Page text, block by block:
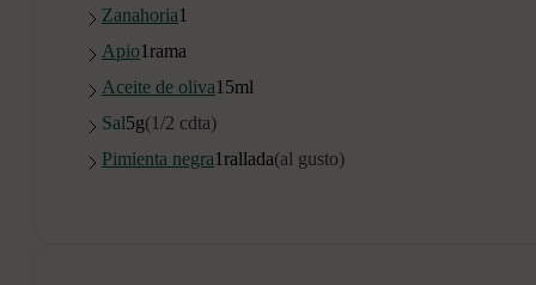
Zanahoria1
Apio1 rama
Aceite de oliva15ml
Sal5g(1/2 cdta)
Pimienta negra1 rallada(al gusto)